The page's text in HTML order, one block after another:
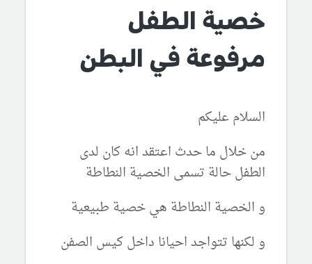
خصية الطفل
مرفوعة في البطن
السلام عليكم
من خلال ما حدث اعتقد انه كان لدى
الطفل حالة تسمى الخصية النطاطة
و الخصية النطاطة هي خصية طبيعية
و لكنها تتواجد احيانا داخل كيس الصفن